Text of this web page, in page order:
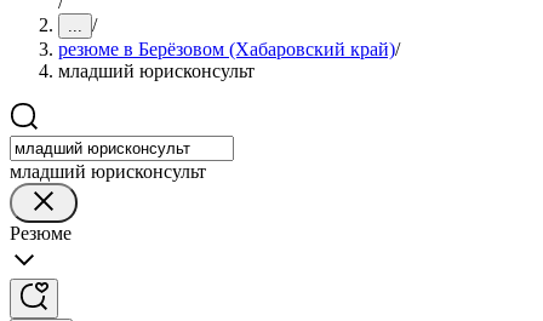
... /
резюме в Берёзовом (Хабаровский край)/
младший юрисконсульт
младший юрисконсульт
Резюме